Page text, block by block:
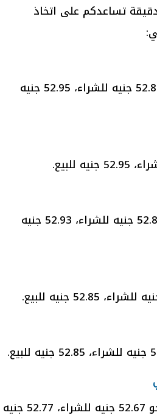
دقيقة تساعدكم على اتخاذ
سعر الدولار في البنك الأهلي المصري، بلغ نحو 52.85 جنيه للشراء، 52.95 جنيه
سعر الدولار في البنك التجاري الدولي، بلغ نحو 52.83 جنيه للشراء، 52.93 جنيه
سعر الدولار في مصرف أبوظبي الإسلامي، بلغ نحو 52.67 جنيه للشراء، 52.77 جنيه